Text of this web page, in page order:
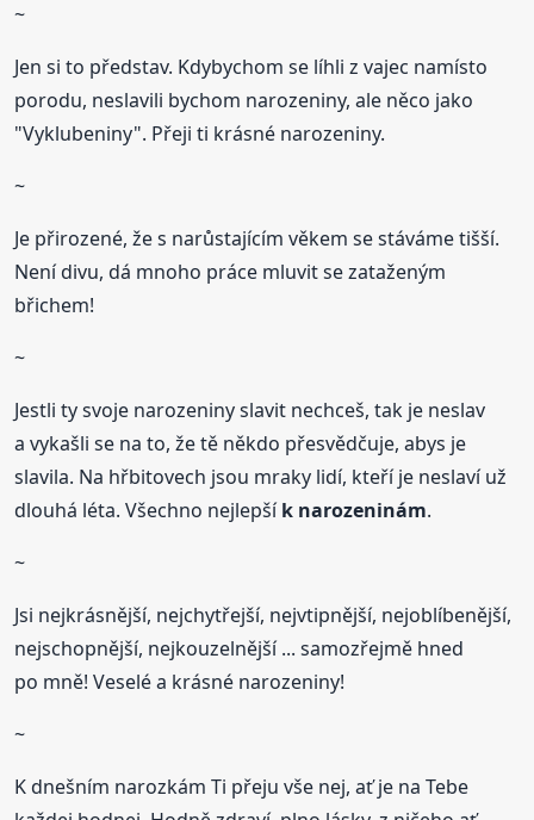
~
Jen si to představ. Kdybychom se líhli z vajec namísto
porodu, neslavili bychom narozeniny, ale něco jako
"Vyklubeniny". Přeji ti krásné narozeniny.
~
Je přirozené, že s narůstajícím věkem se stáváme tišší.
Není divu, dá mnoho práce mluvit se zataženým
břichem!
~
Jestli ty svoje narozeniny slavit nechceš, tak je neslav
a vykašli se na to, že tě někdo přesvědčuje, abys je
slavila. Na hřbitovech jsou mraky lidí, kteří je neslaví už
dlouhá léta. Všechno nejlepšík narozeninám.
~
Jsi nejkrásnější, nejchytřejší, nejvtipnější, nejoblíbenější,
nejschopnější, nejkouzelnější ... samozřejmě hned
po mně! Veselé a krásné narozeniny!
~
K dnešním narozkám Ti přeju vše nej, ať je na Tebe